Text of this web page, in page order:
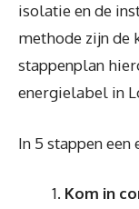
isolatie en de
methode zijn de
stappenplan
energielabel in
In 5 stappen
Kom in